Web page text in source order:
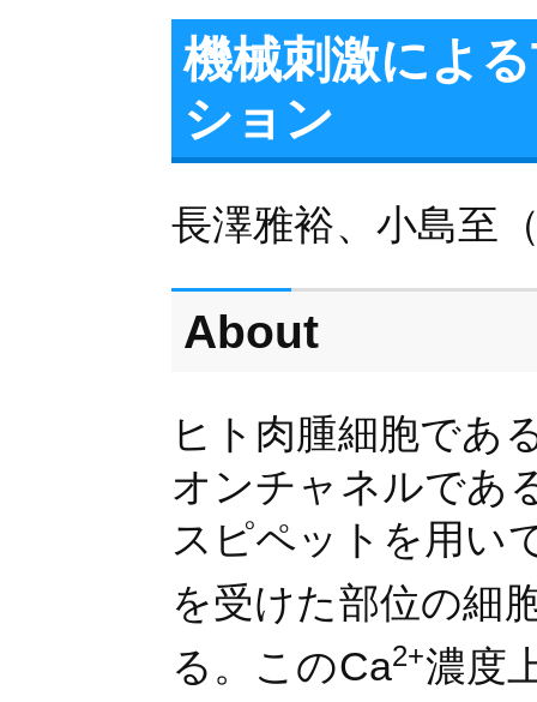
機械刺激によ
ション
長澤雅裕、小島至
About
ヒト肉腫細胞であ
オンチャネルであ
スピペットを用い
を受けた部位の細
る。このCa2+濃度